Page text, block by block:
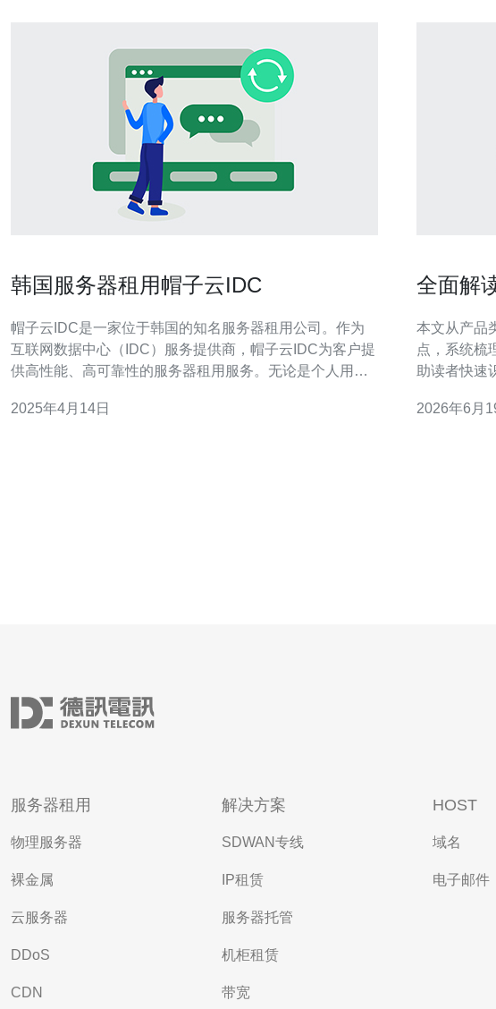
韩国服务器租用帽子云IDC
帽子云IDC是一家位于韩国的知名服务器租用公司。作为
互联网数据中心（IDC）服务提供商，帽子云IDC为客户提
供高性能、高可靠性的服务器租用服务。无论是个人用户
站、应用程序和其他在线服务。 韩国作为亚洲的技术和创
2025年4月14日
全面解
本文从产品
点，系统梳
助读者快速
场，常见的
2026年6月
服务器租用
物理服务器
裸金属
云服务器
DDoS
CDN
解决方案
SDWAN专线
IP租赁
服务器托管
机柜租赁
带宽
HOST
域名
电子邮件